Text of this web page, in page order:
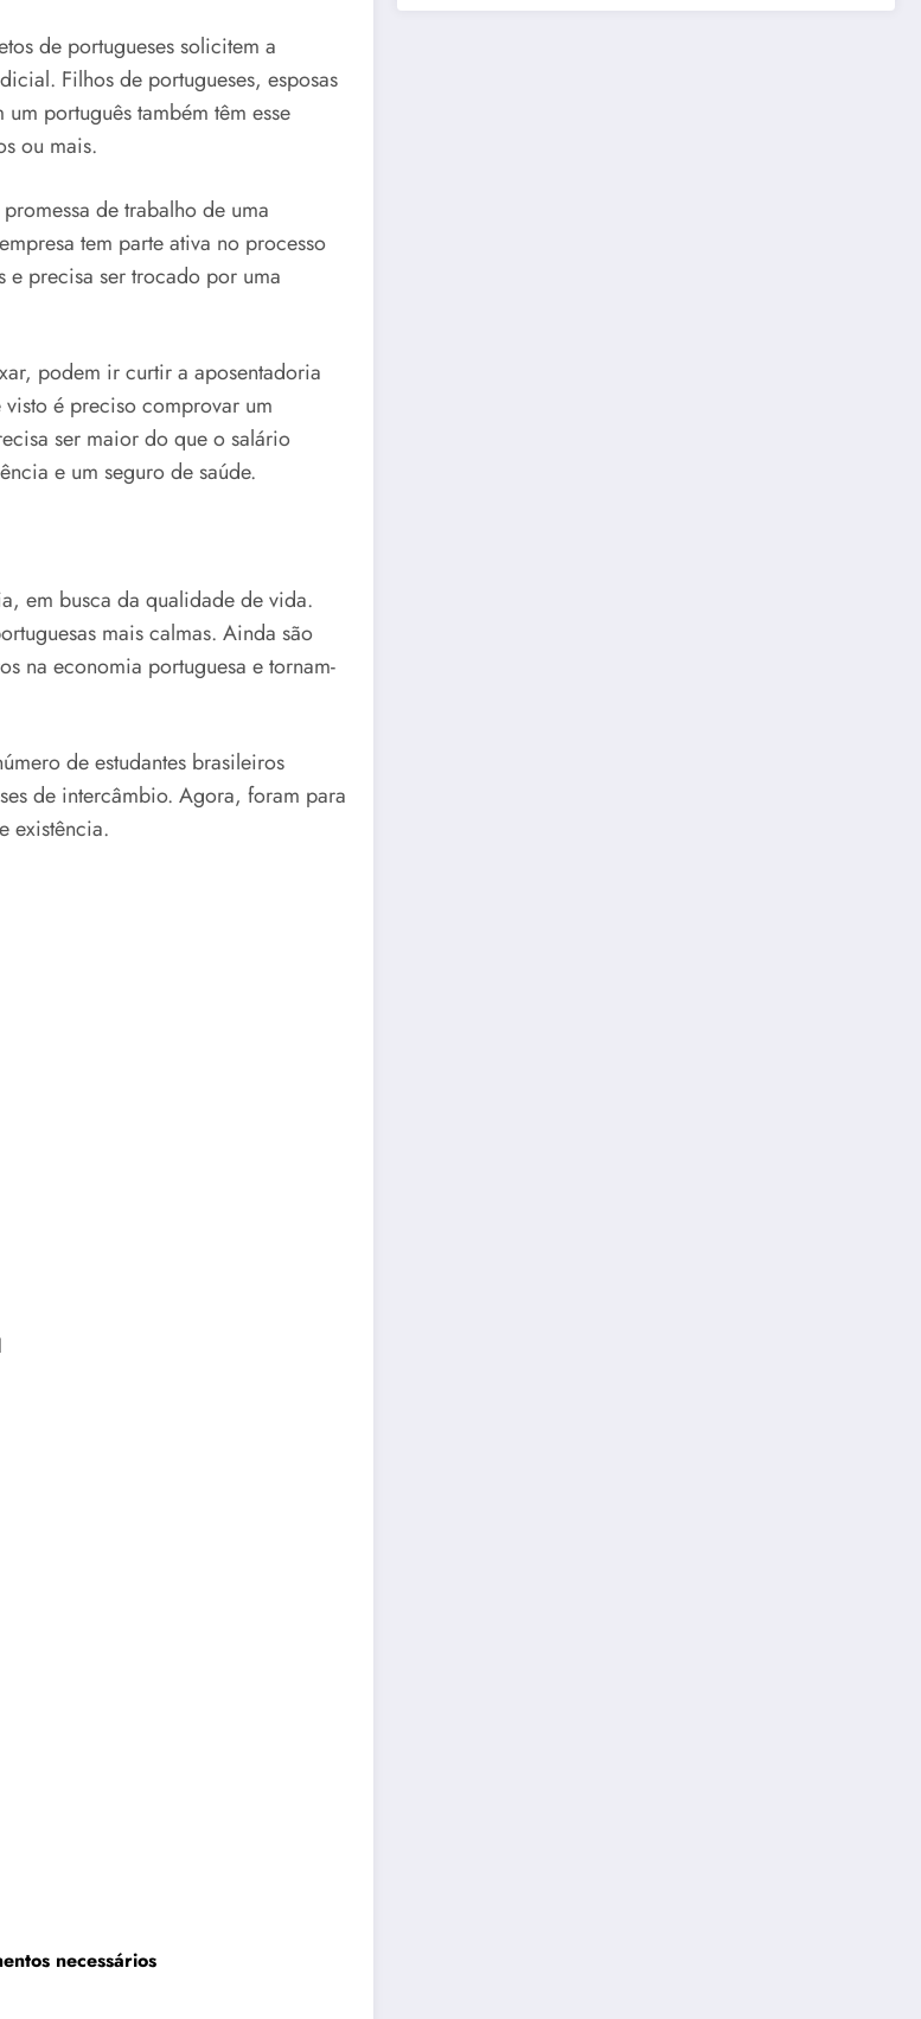
de portugueses solicitem a
Filhos de portugueses, esposas
português também têm esse
ou mais.
de trabalho de uma
tem parte ativa no processo
e precisa ser trocado por uma
podem ir curtir a aposentadoria
visto é preciso comprovar um
ser maior do que o salário
e um seguro de saúde.
em busca da qualidade de vida.
mais calmas. Ainda são
na economia portuguesa e tornam-
de estudantes brasileiros
de intercâmbio. Agora, foram para
existência.
necessários